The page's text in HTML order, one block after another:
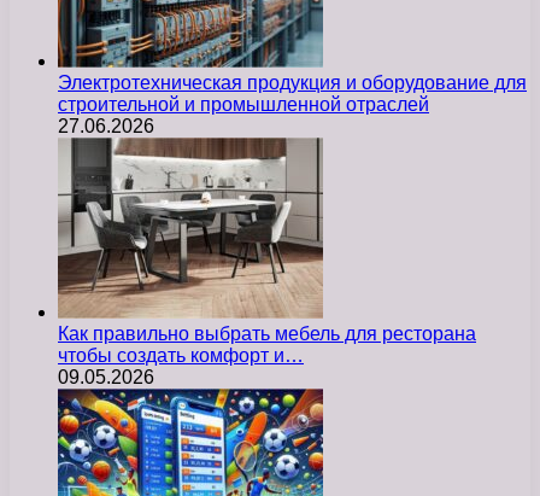
Электротехническая продукция и оборудование для
строительной и промышленной отраслей
27.06.2026
Как правильно выбрать мебель для ресторана
чтобы создать комфорт и…
09.05.2026